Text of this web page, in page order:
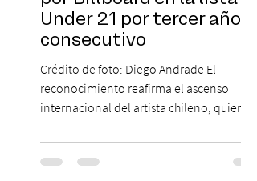
Under 21 por tercer año
consecutivo
Crédito de foto: Diego Andrade El
reconocimiento reafirma el ascenso
internacional del artista chileno, quien
en la escena global. MIAMI, FL (3 de agosto
de 2026) — FloyyMenor ha sido